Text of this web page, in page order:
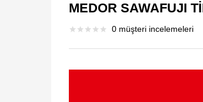
MEDOR SAWAFUJI
0 müşteri incelemeleri